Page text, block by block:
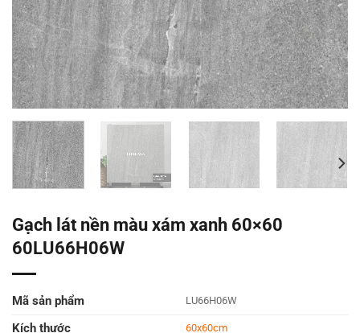
Gạch lát nền màu xám xanh 60×60
60LU66H06W
Mã sản phẩm LU66H06W
Kích thước 60x60cm